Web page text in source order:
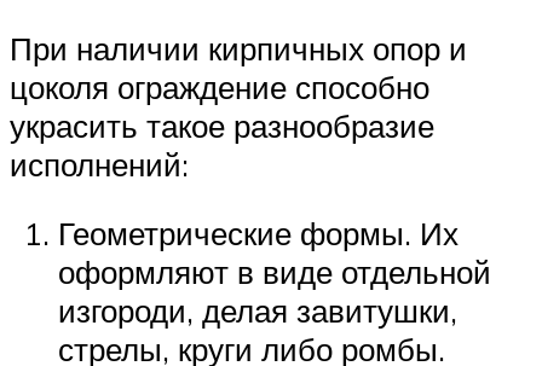
При наличии кирпичных опор и
цоколя ограждение способно
украсить такое разнообразие
исполнений:
Геометрические формы. Их
оформляют в виде отдельной
изгороди, делая завитушки,
стрелы, круги либо ромбы.